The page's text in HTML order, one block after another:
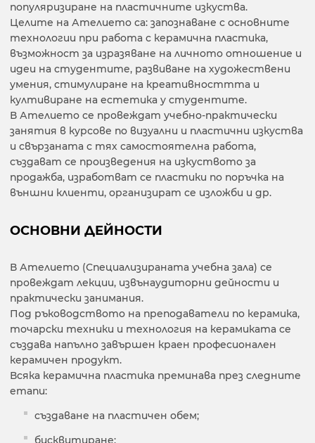
популяризиране на пластичните изкуства.
Целите на Ателието са: запознаване с основните
технологии при работа с керамична пластика,
възможност за изразяване на личното отношение и
идеи на студентите, развиване на художествени
умения, стимулиране на креативносттта и
култивиране на естетика у студентите.
В Ателието се провеждат учебно-практически
занятия в курсове по визуални и пластични изкуства
и свързаната с тях самостоятелна работа,
създават се произведения на изкуството за
продажба, изработват се пластики по поръчка на
външни клиенти, организират се изложби и др.
ОСНОВНИ ДЕЙНОСТИ
В Ателието (Специализираната учебна зала) се
провеждат лекции, извънаудиторни дейности и
практически занимания.
Под ръководството на преподаватели по керамика,
точарски техники и технология на керамиката се
създава напълно завършен краен професионален
керамичен продукт.
Всяка керамична пластика преминава през следните
етапи:
създаване на пластичен обем;
бисквитиране;